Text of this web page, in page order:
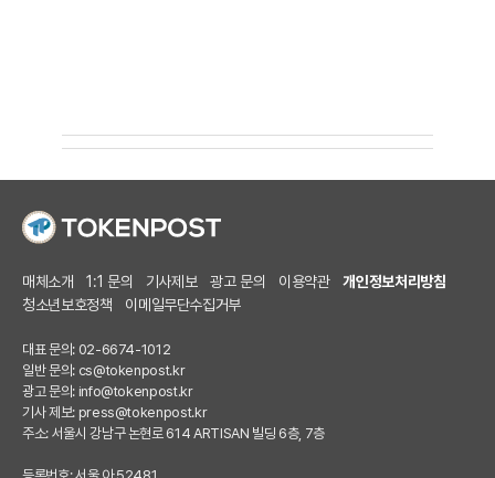
매체소개 1:1 문의 기사제보 광고 문의 이용약관
개인정보처리방침
청소년보호정책
이메일무단수집거부
대표 문의: 02-6674-1012
일반 문의: cs@tokenpost.kr
광고 문의: info@tokenpost.kr
기사 제보: press@tokenpost.kr
주소: 서울시 강남구 논현로 614 ARTISAN 빌딩 6층, 7층